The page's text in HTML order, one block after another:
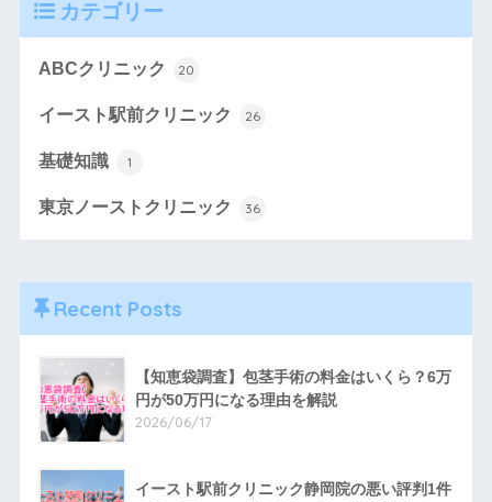
カテゴリー
ABCクリニック 20
イースト駅前クリニック 26
基礎知識 1
東京ノーストクリニック 36
Recent Posts
【知恵袋調査】包茎手術の料金はいくら？6万
円が50万円になる理由を解説
2026/06/17
イースト駅前クリニック静岡院の悪い評判1件